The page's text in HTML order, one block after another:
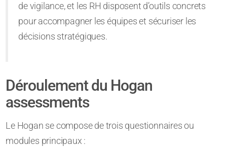
de vigilance, et les RH disposent d’outils concrets
pour accompagner les équipes et sécuriser les
décisions stratégiques.
Déroulement du Hogan
assessments
Le Hogan se compose de trois questionnaires ou
modules principaux :